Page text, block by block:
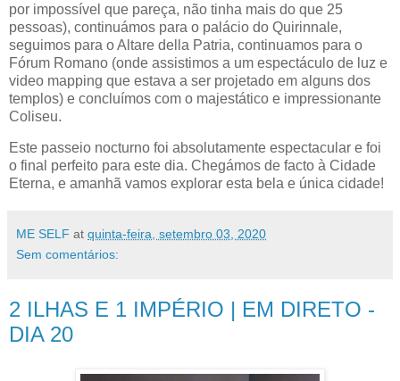
por impossível que pareça, não tinha mais do que 25
pessoas), continuámos para o palácio do Quirinnale,
seguimos para o Altare della Patria, continuamos para o
Fórum Romano (onde assistimos a um espectáculo de luz e
video mapping que estava a ser projetado em alguns dos
templos) e concluímos com o majestático e impressionante
Coliseu.
Este passeio nocturno foi absolutamente espectacular e foi
o final perfeito para este dia. Chegámos de facto à Cidade
Eterna, e amanhã vamos explorar esta bela e única cidade!
ME SELF at quinta-feira, setembro 03, 2020
Sem comentários:
2 ILHAS E 1 IMPÉRIO | EM DIRETO -
DIA 20